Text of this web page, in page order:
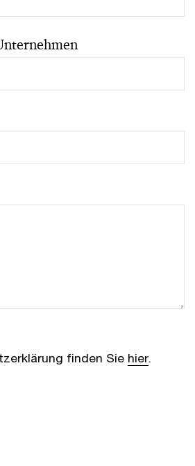
finden Sie hier.